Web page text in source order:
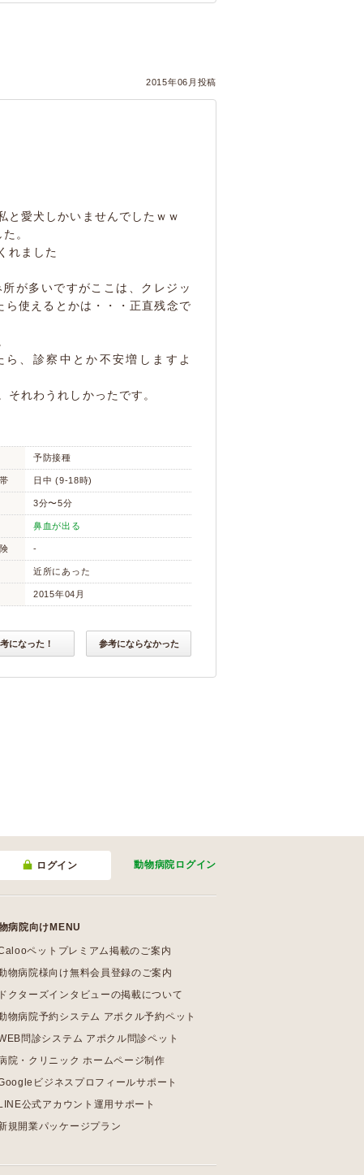
2015年06月投稿
と愛犬しかいませんでしたｗｗ
。
れました
が多いですがここは、クレジッ
ら使えるとかは・・・正直残念で
、診察中とか不安増しますよ
れわうれしかったです。
予防接種
日中 (9-18時)
3分〜5分
鼻血が出る
-
近所にあった
2015年04月
になった！ 参考にならなかった
ログイン 動物病院 ログイン
病院向けMENU
ペットプレミアム掲載のご案内
物病院様向け無料会員登録のご案内
ドクターズインタビューの掲載について
物病院予約システム アポクル予約ペット
問診システム アポクル問診ペット
院・クリニック ホームページ制作
ビジネスプロフィールサポート
LINE公式アカウント運用サポート
規開業パッケージプラン